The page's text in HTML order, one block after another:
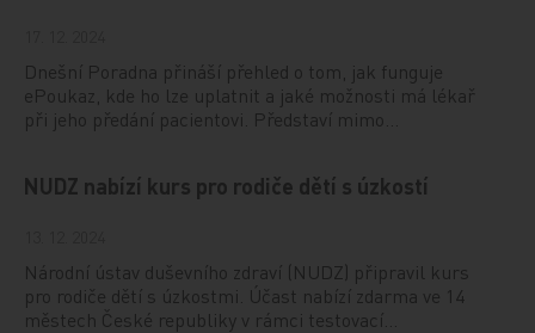
Dnešní Poradna přináší přehled o tom, jak funguje
ePoukaz, kde ho lze uplatnit a jaké možnosti má lékař
při jeho předání pacientovi. Představí mimo…
NUDZ nabízí kurs pro rodiče dětí s úzkostí
Národní ústav duševního zdraví (NUDZ) připravil kurs
pro rodiče dětí s úzkostmi. Účast nabízí zdarma ve 14
městech České republiky v rámci testovací…